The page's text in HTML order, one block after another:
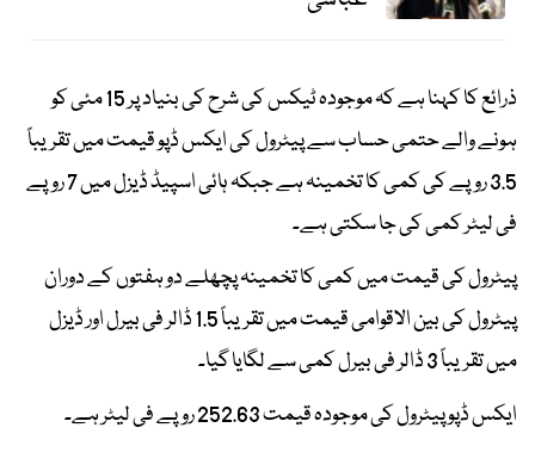
ذرائع کا کہنا ہے کہ موجودہ ٹیکس کی شرح کی بنیاد پر 15 مئی کو
ہونے والے حتمی حساب سے پیٹرول کی ایکس ڈپو قیمت میں تقریباً
3.5 روپے کی کمی کا تخمینہ ہے جبکہ ہائی اسپیڈ ڈیزل میں 7 روپے
فی لیٹر کمی کی جا سکتی ہے۔
پیٹرول کی قیمت میں کمی کا تخمینہ پچھلے دو ہفتوں کے دوران
پیٹرول کی بین الاقوامی قیمت میں تقریباً 1.5 ڈالر فی بیرل اور ڈیزل
میں تقریباً 3 ڈالر فی بیرل کمی سے لگایا گیا۔
ایکس ڈپو پیٹرول کی موجودہ قیمت 252.63 روپے فی لیٹر ہے۔